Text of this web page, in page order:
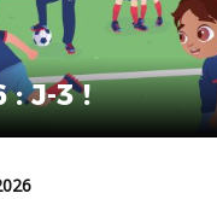
: J-3 !